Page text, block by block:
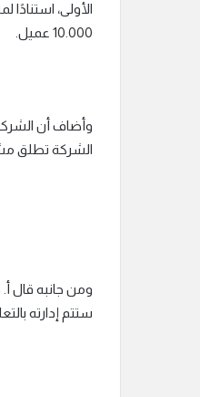
10.000 عميل.
الشركة تطلق
ومن جانبه قال
ستتم إدارته